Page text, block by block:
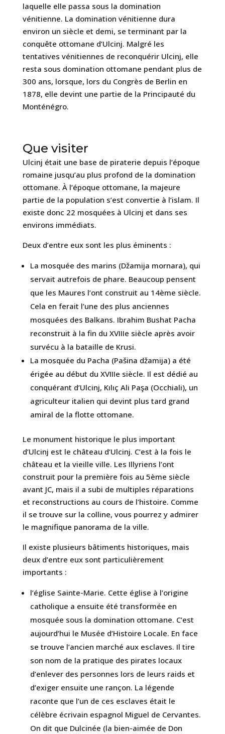
laquelle elle passa sous la domination
vénitienne. La domination vénitienne dura
environ un siècle et demi, se terminant par la
conquête ottomane d’Ulcinj. Malgré les
tentatives vénitiennes de reconquérir Ulcinj, elle
resta sous domination ottomane pendant plus de
300 ans, lorsque, lors du Congrès de Berlin en
1878, elle devint une partie de la Principauté du
Monténégro.
Que visiter
Ulcinj était une base de piraterie depuis l’époque
romaine jusqu’au plus profond de la domination
ottomane. À l’époque ottomane, la majeure
partie de la population s’est convertie à l’islam. Il
existe donc 22 mosquées à Ulcinj et dans ses
environs immédiats.
Deux d’entre eux sont les plus éminents :
La mosquée des marins (Džamija mornara), qui
servait autrefois de phare. Beaucoup pensent
que les Maures l’ont construit au 14ème siècle.
Cela en ferait l’une des plus anciennes
mosquées des Balkans. Ibrahim Bushat Pacha
reconstruit à la fin du XVIIIe siècle après avoir
survécu à la bataille de Krusi.
La mosquée du Pacha (Pašina džamija) a été
érigée au début du XVIIIe siècle. Il est dédié au
conquérant d’Ulcinj, Kılıç Ali Paşa (Occhiali), un
agriculteur italien qui devint plus tard grand
amiral de la flotte ottomane.
Le monument historique le plus important
d’Ulcinj est le château d’Ulcinj. C’est à la fois le
château et la vieille ville. Les Illyriens l’ont
construit pour la première fois au 5ème siècle
avant JC, mais il a subi de multiples réparations
et reconstructions au cours de l’histoire. Comme
il se trouve sur la colline, vous pourrez y admirer
le magnifique panorama de la ville.
Il existe plusieurs bâtiments historiques, mais
deux d’entre eux sont particulièrement
importants :
l’église Sainte-Marie. Cette église à l’origine
catholique a ensuite été transformée en
mosquée sous la domination ottomane. C’est
aujourd’hui le Musée d’Histoire Locale. En face
se trouve l’ancien marché aux esclaves. Il tire
son nom de la pratique des pirates locaux
d’enlever des personnes lors de leurs raids et
d’exiger ensuite une rançon. La légende
raconte que l’un de ces esclaves était le
célèbre écrivain espagnol Miguel de Cervantes.
On dit que Dulcinée (la bien-aimée de Don